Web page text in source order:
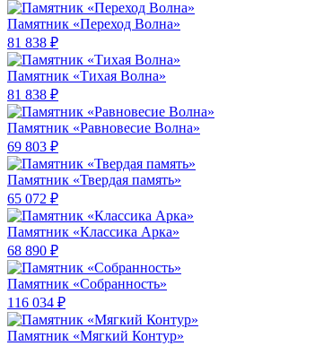
Памятник «Переход Волна»
81 838 ₽
Памятник «Тихая Волна»
81 838 ₽
Памятник «Равновесие Волна»
69 803 ₽
Памятник «Твердая память»
65 072 ₽
Памятник «Классика Арка»
68 890 ₽
Памятник «Собранность»
116 034 ₽
Памятник «Мягкий Контур»